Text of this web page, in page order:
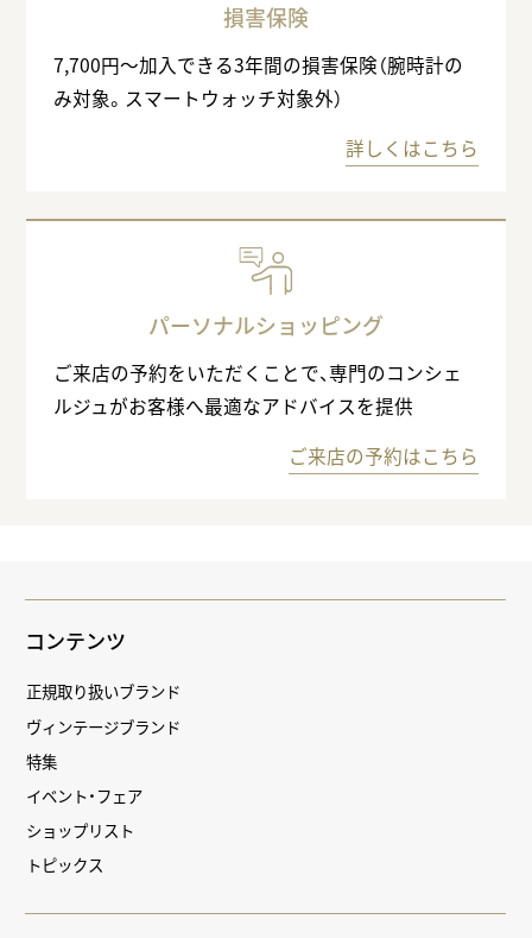
損害保険
7,700円〜加入できる3年間の損害保険（腕時計の
み対象。スマートウォッチ対象外）
詳しくはこちら
パーソナルショッピング
ご来店の予約をいただくことで、専門のコンシェ
ルジュがお客様へ最適なアドバイスを提供
ご来店の予約はこちら
コンテンツ
正規取り扱いブランド
ヴィンテージブランド
特集
イベント・フェア
ショップリスト
トピックス